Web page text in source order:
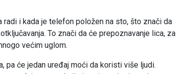
i kada je telefon položen na sto, što znači da
To znači da će prepoznavanje lica, za
većim uglom.
pa će jedan uređaj moći da koristi više ljudi.